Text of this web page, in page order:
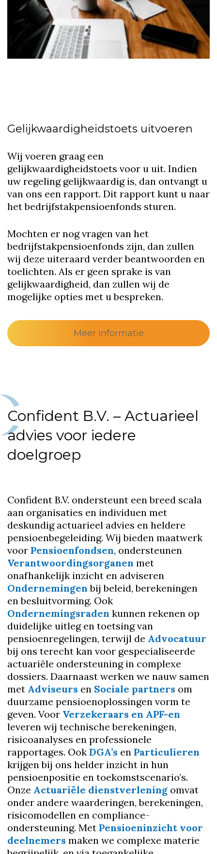
Gelijkwaardigheidstoets uitvoeren
Wij voeren graag een
gelijkwaardigheidstoets voor u uit. Indien
uw regeling gelijkwaardig is, dan ontvangt u
van ons een rapport. Dit rapport kunt u naar
het bedrijfstakpensioenfonds sturen.
Mochten er nog vragen van het
bedrijfstakpensioenfonds zijn, dan zullen
wij deze uiteraard verder beantwoorden en
toelichten. Als er geen sprake is van
gelijkwaardigheid, dan zullen wij de
mogelijke opties met u bespreken.
Meer informatie
Confident B.V. – Actuarieel
advies voor iedere
doelgroep
Confident B.V. ondersteunt een breed scala
aan organisaties en individuen met
deskundig actuarieel advies en heldere
pensioenbegeleiding. Wij bieden maatwerk
voor Pensioenfondsen, ondersteunen
Verantwoordingsorganen met
onafhankelijk inzicht en adviseren
Ondernemingen bij beleid, berekeningen
en besluitvorming. Ook
Ondernemingsraden kunnen rekenen op
duidelijke uitleg en toetsing van
pensioenregelingen, terwijl de Advocatuur
bij ons terecht kan voor gespecialiseerde
actuariële ondersteuning in complexe
dossiers. Daarnaast werken we nauw samen
met Adviseurs en Sociale partners om
duurzame pensioenoplossingen vorm te
geven. Voor Verzekeraars en APF-en
leveren wij technische berekeningen,
risicoanalyses en professionele
rapportages. Ook DGA’s en Particulieren
krijgen bij ons helder inzicht in hun
pensioenpositie en toekomstscenario’s.
Onze Actuariële dienstverlening omvat
onder andere waarderingen, berekeningen,
risicomodellen en compliance-
ondersteuning. Met Pensioeninzicht voor
deelnemers maken we complexe materie